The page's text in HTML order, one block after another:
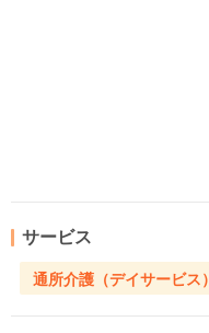
サービス
通所介護（デイサービス）